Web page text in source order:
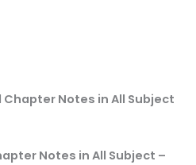
Chapter Notes in All Subject
Notes in All Subject –